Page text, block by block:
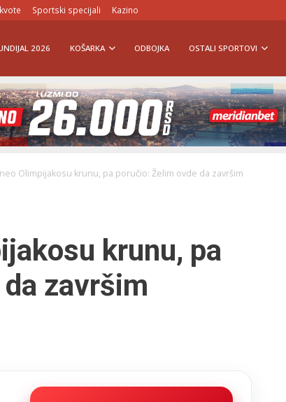
Sportski specijali Kazino
2026 KOŠARKA ODBOJKA OSTALI SPORTOVI
Olimpijakosu krunu, pa poručio: Želim ovde da završim
krunu, pa
završim